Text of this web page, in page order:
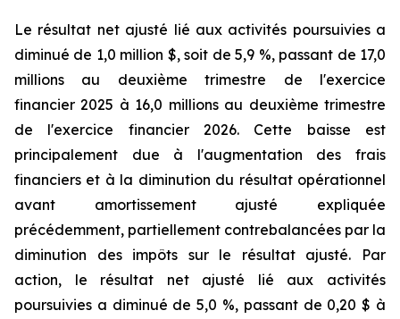
Le résultat net ajusté lié aux activités poursuivies a
diminué de 1,0 million $, soit de 5,9 %, passant de 17,0
millions au deuxième trimestre de l'exercice
financier 2025 à 16,0 millions au deuxième trimestre
de l'exercice financier 2026. Cette baisse est
principalement due à l'augmentation des frais
financiers et à la diminution du résultat opérationnel
avant amortissement ajusté expliquée
précédemment, partiellement contrebalancées par la
diminution des impôts sur le résultat ajusté. Par
action, le résultat net ajusté lié aux activités
poursuivies a diminué de 5,0 %, passant de 0,20 $ à